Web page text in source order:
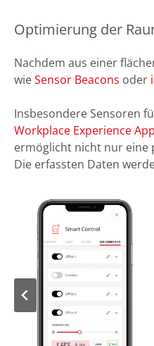
Optimierung der
Nachdem aus einer
wieSensor Beacons oder
Insbesondere Sensoren
Workplace Experience App
ermöglicht nicht nur eine
Die erfassten Daten